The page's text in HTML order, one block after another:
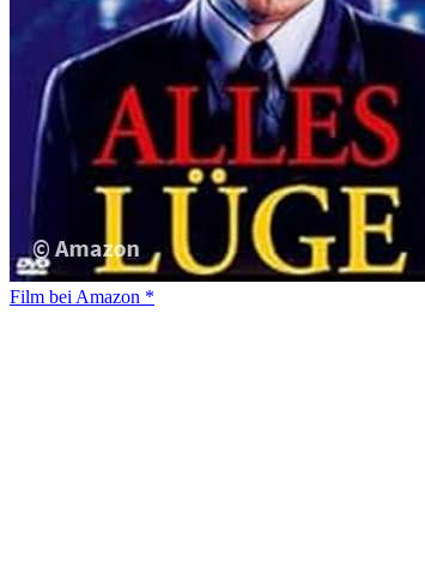
Film bei Amazon *